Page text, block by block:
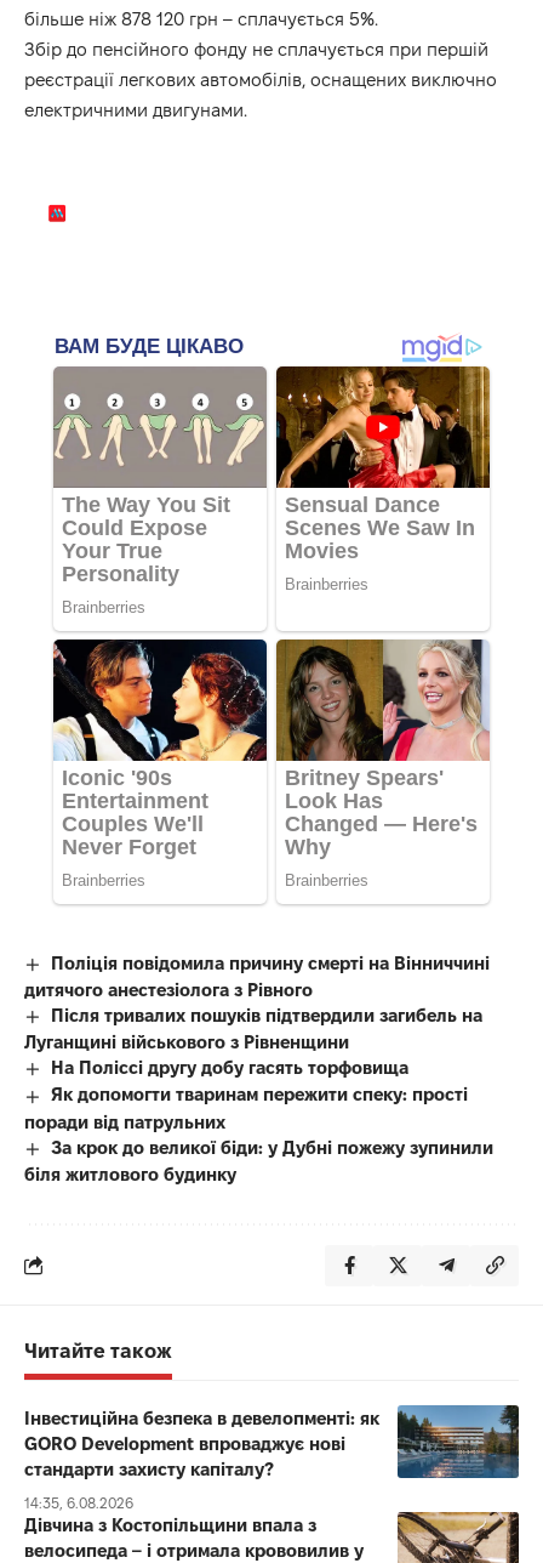
більше ніж 878 120 грн – сплачується 5%.
Збір до пенсійного фонду не сплачується при першій
реєстрації легкових автомобілів, оснащених виключно
електричними двигунами.
Поліція повідомила причину смерті на Вінниччині
дитячого анестезіолога з Рівного
Після тривалих пошуків підтвердили загибель на
Луганщині військового з Рівненщини
На Поліссі другу добу гасять торфовища
Як допомогти тваринам пережити спеку: прості
поради від патрульних
За крок до великої біди: у Дубні пожежу зупинили
біля житлового будинку
Читайте також
Інвестиційна безпека в девелопменті: як
GORO Development впроваджує нові
стандарти захисту капіталу?
14:35, 6.08.2026
Дівчина з Костопільщини впала з
велосипеда – і отримала крововилив у